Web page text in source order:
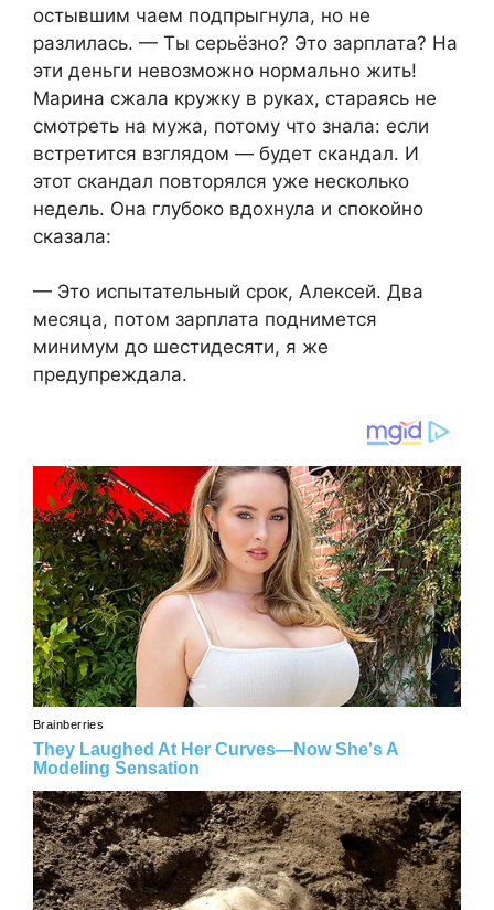
остывшим чаем подпрыгнула, но не
разлилась. — Ты серьёзно? Это зарплата? На
эти деньги невозможно нормально жить!
Марина сжала кружку в руках, стараясь не
смотреть на мужа, потому что знала: если
встретится взглядом — будет скандал. И
этот скандал повторялся уже несколько
недель. Она глубоко вдохнула и спокойно
сказала:
— Это испытательный срок, Алексей. Два
месяца, потом зарплата поднимется
минимум до шестидесяти, я же
предупреждала.